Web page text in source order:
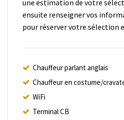
une estimation de votre
ensuite renseigner vos
pour réserver votre sélection
Chauffeur parlant anglais
Chauffeur en costume/
WiFi
Terminal CB